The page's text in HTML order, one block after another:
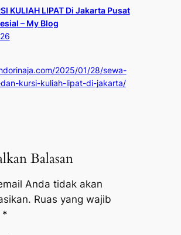
KULIAH LIPAT Di Jakarta Pusat
– My Blog
2025/01/28/sewa-
kursi-kuliah-lipat-di-jakarta/
Balasan
Anda tidak akan
Ruas yang wajib
*